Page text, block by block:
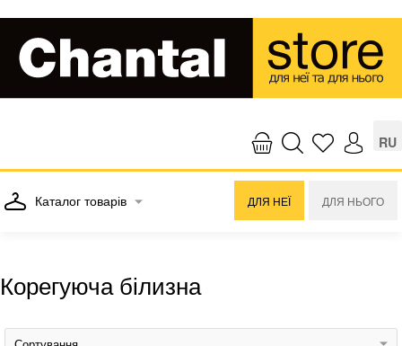
RU
Каталог товарів ДЛЯ НЕЇ ДЛЯ НЬОГО
Корегуюча білизна